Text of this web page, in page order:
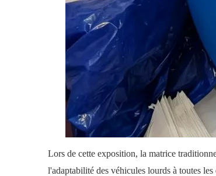
Lors de cette exposition, la matrice
l'adaptabilité des véhicules lourds à toutes